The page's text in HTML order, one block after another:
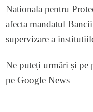
Nationala pentru
afecta mandatul
supervizare a
Ne puteți urmări și pe
pe Google News